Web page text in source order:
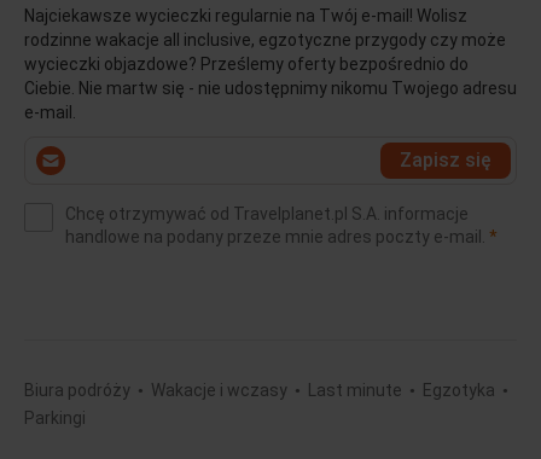
Najciekawsze wycieczki regularnie na Twój e-mail! Wolisz
rodzinne wakacje all inclusive, egzotyczne przygody czy może
wycieczki objazdowe? Prześlemy oferty bezpośrednio do
Ciebie. Nie martw się - nie udostępnimy nikomu Twojego adresu
e-mail.
Wprowadź
swój
(wymagane)
Zapisz się
Chcę otrzymywać od Travelplanet.pl S.A. informacje
handlowe na podany przeze mnie adres poczty e-mail. *
Biura podróży Wakacje i wczasy Last minute
Egzotyka
Parkingi